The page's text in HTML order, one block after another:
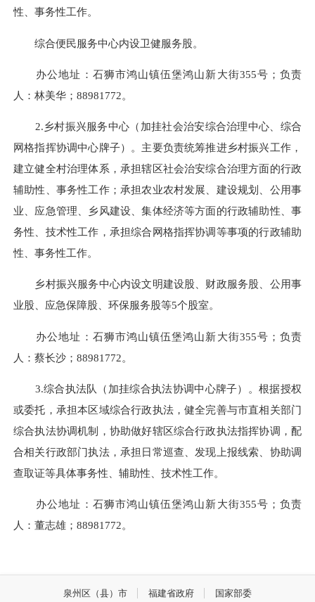
性、事务性工作。
综合便民服务中心内设卫健服务股。
办公地址：石狮市鸿山镇伍堡鸿山新大街355号；负责
人：林美华； 88981772。
2.乡村振兴服务中心（加挂社会治安综合治理中心、综合
网格指挥协调中心牌子）。主要负责统筹推进乡村振兴工作，
建立健全村治理体系，承担辖区社会治安综合治理方面的行政
辅助性、事务性工作；承担农业农村发展、建设规划、公用事
业、应急管理、乡风建设、集体经济等方面的行政辅助性、事
务性、技术性工作，承担综合网格指挥协调等事项的行政辅助
性、事务性工作。
乡村振兴服务中心内设文明建设股、财政服务股、公用事
业股、应急保障股、环保服务股等5个股室。
办公地址：石狮市鸿山镇伍堡鸿山新大街355号；负责
人：蔡长沙； 88981772。
3.综合执法队（加挂综合执法协调中心牌子）。根据授权
或委托，承担本区域综合行政执法，健全完善与市直相关部门
综合执法协调机制，协助做好辖区综合行政执法指挥协调，配
合相关行政部门执法，承担日常巡查、发现上报线索、协助调
查取证等具体事务性、辅助性、技术性工作。
办公地址：石狮市鸿山镇伍堡鸿山新大街355号；负责
人：董志雄； 88981772。
泉州区（县）市 福建省政府 国家部委